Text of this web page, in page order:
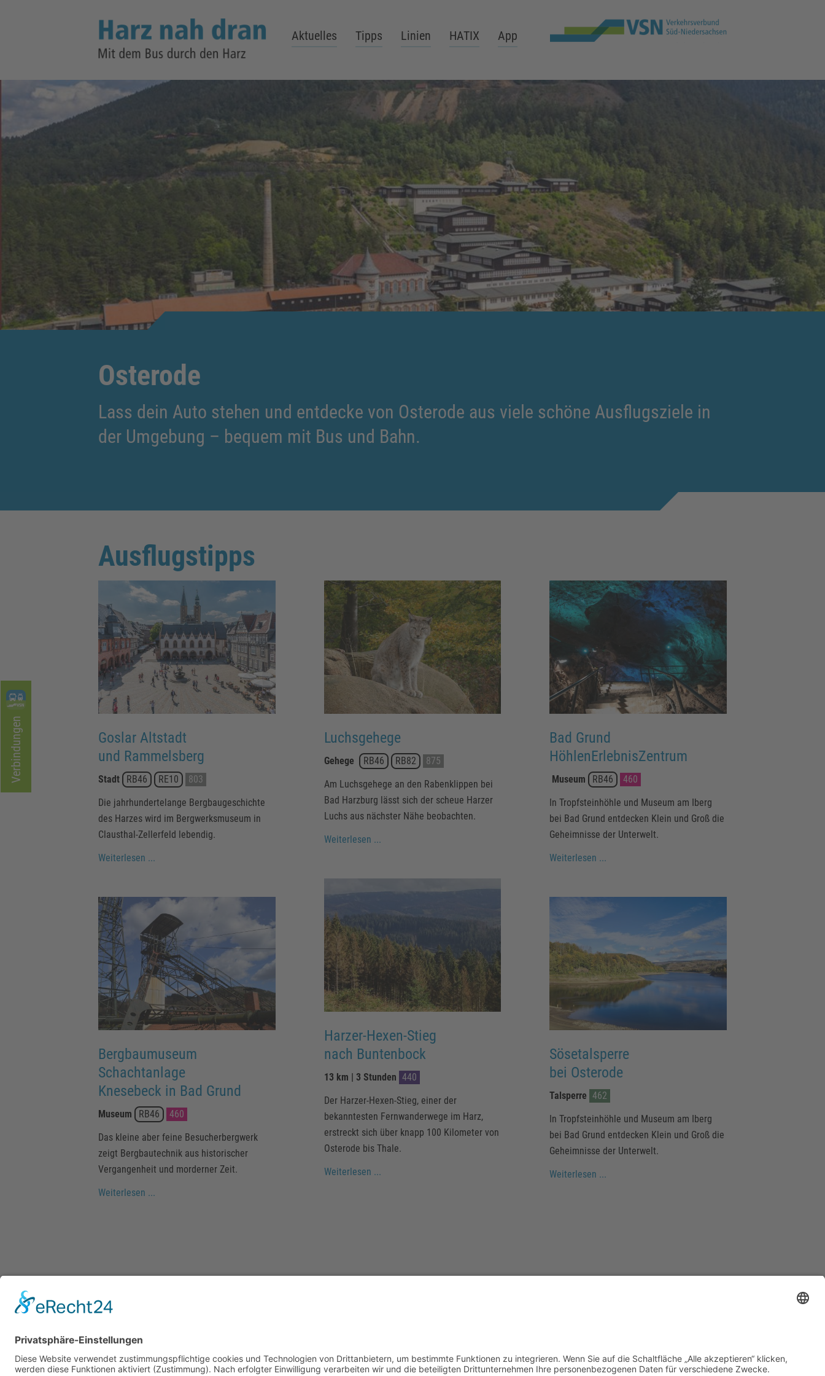
Aktuelles Tipps Linien HATIX App
Osterode
Lass dein Auto stehen und entdecke von Osterode aus viele schöne Ausflugsziele in
der Umgebung – bequem mit Bus und Bahn.
Ausflugstipps
Goslar Altstadt
und Rammelsberg
Stadt RB46 RE10
803
Die jahrhundertelange Bergbaugeschichte
des Harzes wird im Bergwerksmuseum in
Clausthal-Zellerfeld lebendig.
Weiterlesen ...
Bergbaumuseum
Schachtanlage
Knesebeck in Bad Grund
Museum RB46
460
Das kleine aber feine Besucherbergwerk
zeigt Bergbautechnik aus historischer
Vergangenheit und morderner Zeit.
Weiterlesen ...
Luchsgehege
Gehege RB46 RB82
875
Am Luchsgehege an den Rabenklippen bei
Bad Harzburg lässt sich der scheue Harzer
Luchs aus nächster Nähe beobachten.
Weiterlesen ...
Harzer-Hexen-Stieg
nach Buntenbock
13 km | 3 Stunden 440
Der Harzer-Hexen-Stieg, einer der
bekanntesten Fernwanderwege im Harz,
erstreckt sich über knapp 100 Kilometer von
Osterode bis Thale.
Weiterlesen ...
Bad Grund
HöhlenErlebnisZentrum
Museum RB46
460
In Tropfsteinhöhle und Museum am Iberg
bei Bad Grund entdecken Klein und Groß die
Geheimnisse der Unterwelt.
Weiterlesen ...
Sösetalsperre
bei Osterode
Talsperre 462
In Tropfsteinhöhle und Museum am Iberg
bei Bad Grund entdecken Klein und Groß die
Geheimnisse der Unterwelt.
Weiterlesen ...
Weitere Wanderungen finden Sie auf der Seite des Harzer Tourismusverbands e.V.:
www.harzinfo.de
Verbindungen